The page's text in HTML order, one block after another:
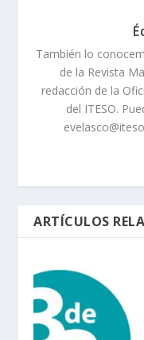
También lo
de la Revista
redacción de la
del ITESO.
ARTÍCULOS